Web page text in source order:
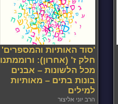
'סוד האותיות והמספרים'
חלק ז' (אחרון): ורוממתנו
מכל הלשונות – אבנים
בונות בתים – מאותיות
למילים
הרב יוני אליצור